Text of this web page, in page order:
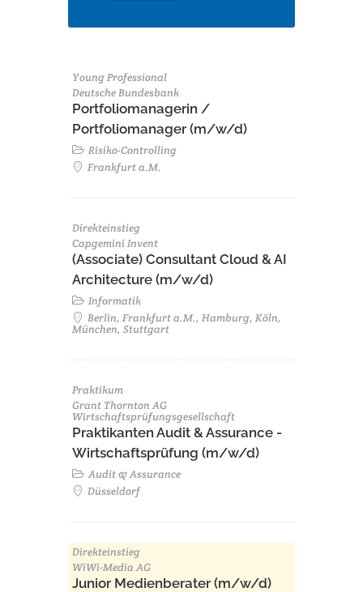
Young Professional
Deutsche Bundesbank
Portfoliomanagerin /
Portfoliomanager (m/w/d)
Risiko-Controlling
Frankfurt a.M.
Direkteinstieg
Capgemini Invent
(Associate) Consultant Cloud & AI
Architecture (m/w/d)​ ​
Informatik
Berlin, Frankfurt a.M., Hamburg, Köln,
München, Stuttgart
Praktikum
Grant Thornton AG
Wirtschaftsprüfungsgesellschaft
Praktikanten Audit & Assurance -
Wirtschaftsprüfung (m/w/d)
Audit & Assurance
Düsseldorf
Direkteinstieg
WiWi-Media AG
Junior Medienberater (m/w/d)